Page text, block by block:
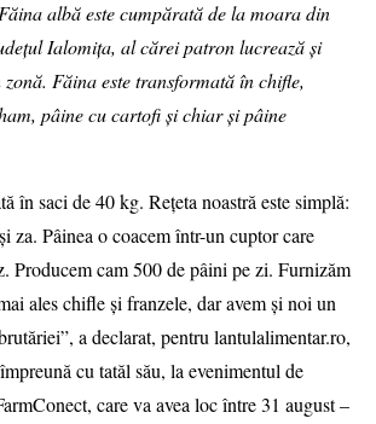
albă este cumpărată de la moara din
Ialomița, al cărei patron lucrează și
Făina este transformată în chifle,
pâine cu cartofi și chiar și pâine
în saci de 40 kg. Rețeta noastră este simplă:
za. Pâinea o coacem într-un cuptor care
Producem cam 500 de pâini pe zi. Furnizăm
ales chifle și franzele, dar avem și noi un
a declarat, pentru lantulalimentar.ro,
cu tatăl său, la evenimentul de
care va avea loc între 31 august –